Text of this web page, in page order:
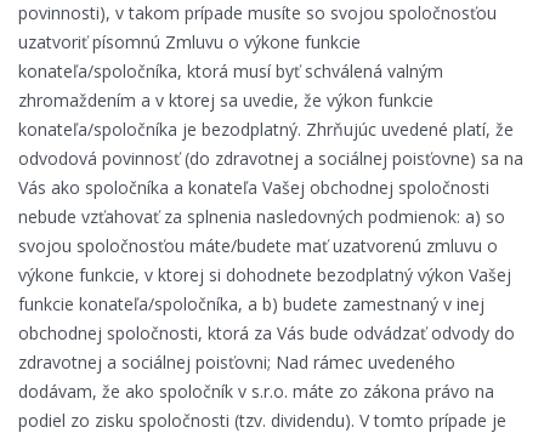
povinnosti), v takom prípade musíte so svojou spoločnosťou
uzatvoriť písomnú Zmluvu o výkone funkcie
konateľa/spoločníka, ktorá musí byť schválená valným
zhromaždením a v ktorej sa uvedie, že výkon funkcie
konateľa/spoločníka je bezodplatný. Zhrňujúc uvedené platí, že
odvodová povinnosť (do zdravotnej a sociálnej poisťovne) sa na
Vás ako spoločníka a konateľa Vašej obchodnej spoločnosti
nebude vzťahovať za splnenia nasledovných podmienok: a) so
svojou spoločnosťou máte/budete mať uzatvorenú zmluvu o
výkone funkcie, v ktorej si dohodnete bezodplatný výkon Vašej
funkcie konateľa/spoločníka, a b) budete zamestnaný v inej
obchodnej spoločnosti, ktorá za Vás bude odvádzať odvody do
zdravotnej a sociálnej poisťovni; Nad rámec uvedeného
dodávam, že ako spoločník v s.r.o. máte zo zákona právo na
podiel zo zisku spoločnosti (tzv. dividendu). V tomto prípade je